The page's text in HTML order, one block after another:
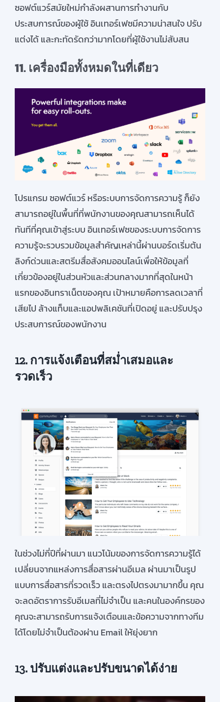
ซอฟต์แวร์สมัยใหม่กำลังผสานการทำงานกับ
ประสบการณ์ของผู้ใช้ อินเทอร์เฟซมีความน่าสนใจ ปรับ
แต่งได้ และกะทัดรัดกว่ามากโดยที่ผู้ใช้งานไม่สับสน
11. เครื่องมือทั้งหมดในที่เดียว
โปรแกรม ซอฟต์แวร์ หรือระบบการจัดการความรู้ ก็ยัง
สามารถอยู่ในพื้นที่ที่พนักงานของคุณสามารถเห็นได้
ทันทีที่คุณเข้าสู่ระบบ อินเทอร์เฟซของระบบการจัดการ
ความรู้จะรวบรวมข้อมูลสำคัญเหล่านี้ผ่านบอร์ดเริ่มต้น
ลิงก์ด่วนและสตรีมสื่อสังคมออนไลน์เพื่อให้ข้อมูลที่
เกี่ยวข้องอยู่ในส่วนหัวและส่วนกลางมากที่สุดในหน้า
แรกของอินทราเน็ตของคุณ เป้าหมายคือการลดเวลาที่
เสียไป ล้างแท็บและแอปพลิเคชันที่เปิดอยู่ และปรับปรุง
ประสบการณ์ของพนักงาน
12. การแจ้งเตือนที่สม่ำเสมอและ
รวดเร็ว
ในช่วงไม่กี่ปีที่ผ่านมา แนวโน้มของการจัดการความรู้ได้
เปลี่ยนจากแหล่งการสื่อสารผ่านอีเมล ผ่านมาเป็นรูป
แบบการสื่อสารที่รวดเร็ว และตรงไปตรงมามากขึ้น คุณ
จะลดอัตราการรับอีเมลที่ไม่จำเป็น และคนในองค์กรของ
คุณจะสามารถรับการแจ้งเตือนและข้อความจากทางทีม
ได้โดยไม่จำเป็นต้องผ่าน Emailให้ยุ่งยาก
13. ปรับแต่งและปรับขนาดได้ง่าย